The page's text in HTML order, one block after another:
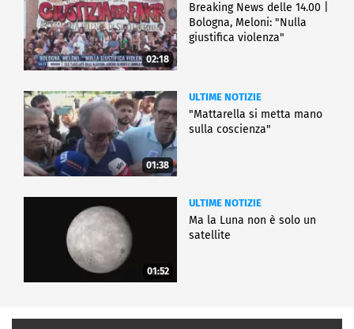
02:18
Breaking News delle 14.00 |
Bologna, Meloni: "Nulla
giustifica violenza"
01:38
ULTIME NOTIZIE
"Mattarella si metta mano
sulla coscienza"
01:52
ULTIME NOTIZIE
Ma la Luna non è solo un
satellite